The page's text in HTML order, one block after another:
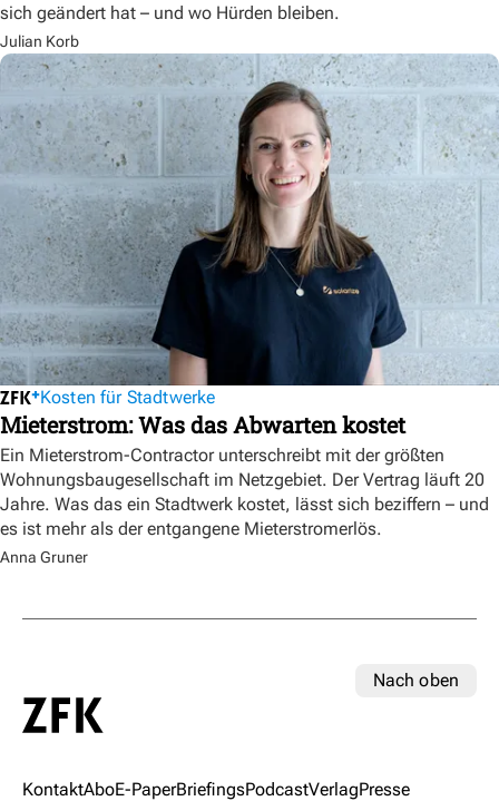
sich geändert hat – und wo Hürden bleiben.
Julian Korb
Kosten für Stadtwerke
Mieterstrom: Was das Abwarten kostet
Ein Mieterstrom-Contractor unterschreibt mit der größten
Wohnungsbaugesellschaft im Netzgebiet. Der Vertrag läuft 20
Jahre. Was das ein Stadtwerk kostet, lässt sich beziffern – und
es ist mehr als der entgangene Mieterstromerlös.
Anna Gruner
Nach oben
KontaktAboE-PaperBriefingsPodcastVerlagPresse